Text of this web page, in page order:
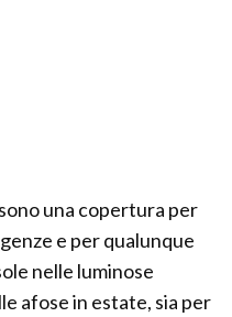
una copertura per
e per qualunque
nelle luminose
afose in estate, sia per